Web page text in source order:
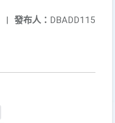
發布人： DBADD115
|